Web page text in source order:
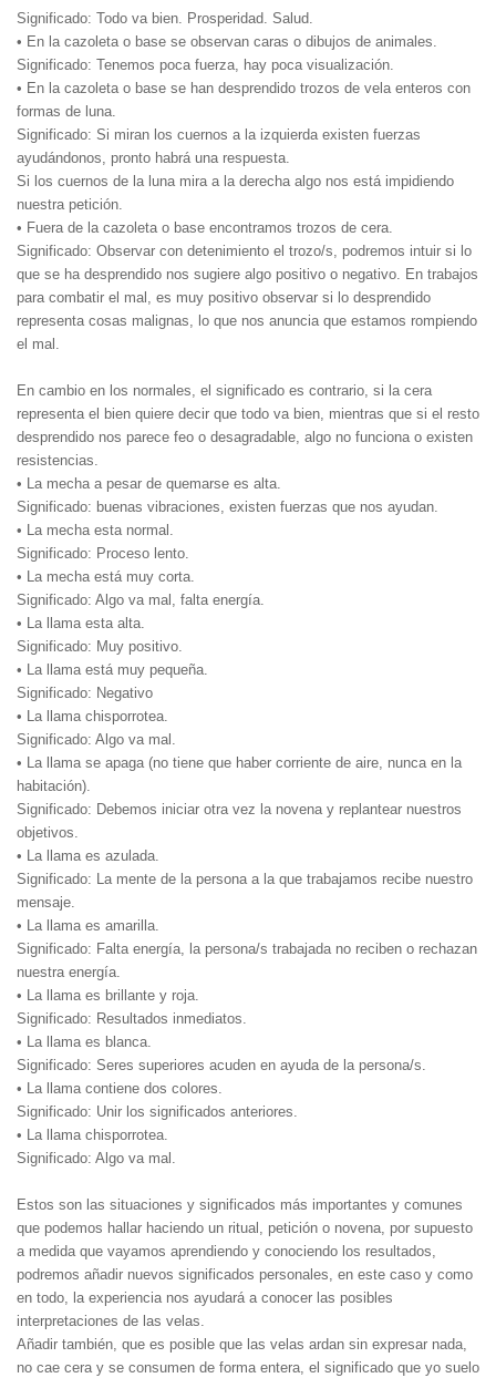
Significado: Todo va bien. Prosperidad. Salud.
• En la cazoleta o base se observan caras o dibujos de animales.
Significado: Tenemos poca fuerza, hay poca visualización.
• En la cazoleta o base se han desprendido trozos de vela enteros con
formas de luna.
Significado: Si miran los cuernos a la izquierda existen fuerzas
ayudándonos, pronto habrá una respuesta.
Si los cuernos de la luna mira a la derecha algo nos está impidiendo
nuestra petición.
• Fuera de la cazoleta o base encontramos trozos de cera.
Significado: Observar con detenimiento el trozo/s, podremos intuir si lo
que se ha desprendido nos sugiere algo positivo o negativo. En trabajos
para combatir el mal, es muy positivo observar si lo desprendido
representa cosas malignas, lo que nos anuncia que estamos rompiendo
el mal.
En cambio en los normales, el significado es contrario, si la cera
representa el bien quiere decir que todo va bien, mientras que si el resto
desprendido nos parece feo o desagradable, algo no funciona o existen
resistencias.
• La mecha a pesar de quemarse es alta.
Significado: buenas vibraciones, existen fuerzas que nos ayudan.
• La mecha esta normal.
Significado: Proceso lento.
• La mecha está muy corta.
Significado: Algo va mal, falta energía.
• La llama esta alta.
Significado: Muy positivo.
• La llama está muy pequeña.
Significado: Negativo
• La llama chisporrotea.
Significado: Algo va mal.
• La llama se apaga (no tiene que haber corriente de aire, nunca en la
habitación).
Significado: Debemos iniciar otra vez la novena y replantear nuestros
objetivos.
• La llama es azulada.
Significado: La mente de la persona a la que trabajamos recibe nuestro
mensaje.
• La llama es amarilla.
Significado: Falta energía, la persona/s trabajada no reciben o rechazan
nuestra energía.
• La llama es brillante y roja.
Significado: Resultados inmediatos.
• La llama es blanca.
Significado: Seres superiores acuden en ayuda de la persona/s.
• La llama contiene dos colores.
Significado: Unir los significados anteriores.
• La llama chisporrotea.
Significado: Algo va mal.
Estos son las situaciones y significados más importantes y comunes
que podemos hallar haciendo un ritual, petición o novena, por supuesto
a medida que vayamos aprendiendo y conociendo los resultados,
podremos añadir nuevos significados personales, en este caso y como
en todo, la experiencia nos ayudará a conocer las posibles
interpretaciones de las velas.
Añadir también, que es posible que las velas ardan sin expresar nada,
no cae cera y se consumen de forma entera, el significado que yo suelo